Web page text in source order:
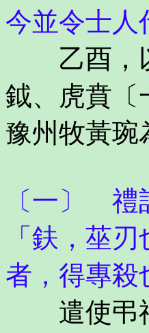
今並令士人
乙酉，以
鉞、虎賁〔
豫州牧黃琬
〔一〕 禮
「鈇，莝
者，得專殺
遣使弔祠